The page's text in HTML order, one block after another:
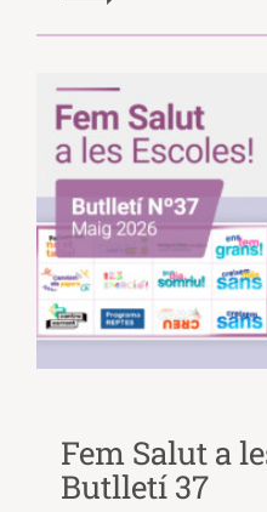
Fem Salut a
Butlletí 37